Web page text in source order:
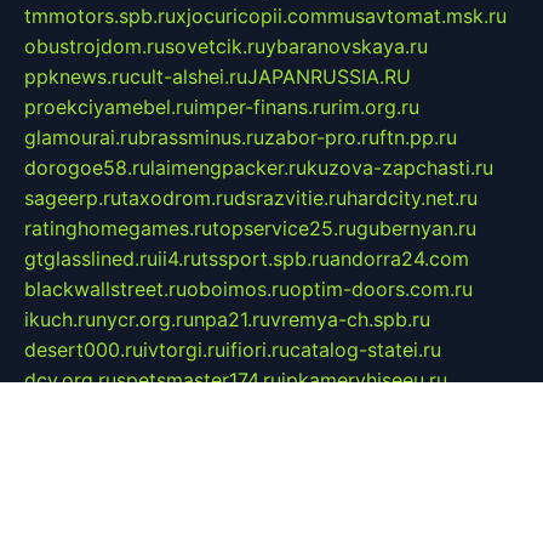
tmmotors.spb.ruxjocuricopii.commusavtomat.msk.ru
obustrojdom.rusovetcik.ruybaranovskaya.ru
ppknews.rucult-alshei.ruJAPANRUSSIA.RU
proekciyamebel.ruimper-finans.rurim.org.ru
glamourai.rubrassminus.ruzabor-pro.ruftn.pp.ru
dorogoe58.rulaimengpacker.rukuzova-zapchasti.ru
sageerp.rutaxodrom.rudsrazvitie.ruhardcity.net.ru
ratinghomegames.rutopservice25.rugubernyan.ru
gtglasslined.ruii4.rutssport.spb.ruandorra24.com
blackwallstreet.ruoboimos.ruoptim-doors.com.ru
ikuch.runycr.org.runpa21.ruvremya-ch.spb.ru
desert000.ruivtorgi.ruifiori.rucatalog-statei.ru
dcv.org.ruspetsmaster174.ruipkameryhiseeu.ru